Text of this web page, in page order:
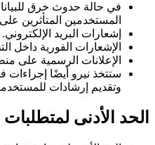
في حالة حدوث خرق
المستخدمين المتأثرين
إشعارات البريد الإلكتروني.
الإشعارات الفورية داخل
الإعلانات الرسمية على
ستتخذ نيرو أيضًا إجراءات
وتقديم إرشادات
الحد الأدنى لمتطلبات